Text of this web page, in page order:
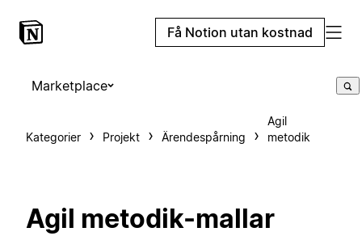
Få Notion utan kostnad
Marketplace
Kategorier Projekt Ärendespårning
Agil
metodik
Agil metodik-mallar